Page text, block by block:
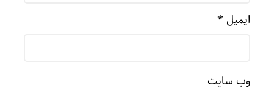
ایمیل *
وب‌ سایت